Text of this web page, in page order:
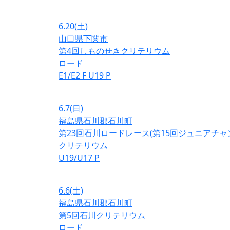
6.20(土)
山口県下関市
第4回しものせきクリテリウム
ロード
E1/E2 F U19 P
6.7(日)
福島県石川郡石川町
第23回石川ロードレース(第15回ジュニアチャ
クリテリウム
U19/U17 P
6.6(土)
福島県石川郡石川町
第5回石川クリテリウム
ロード